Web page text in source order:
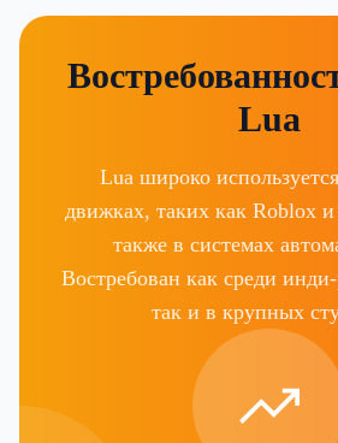
Lua
Lua широко
движках, таких как Roblox
также в системах
Востребован как среди
так и в крупных